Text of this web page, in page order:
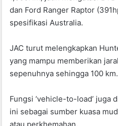
dan Ford Ranger Raptor
spesifikasi Australia.
JAC turut melengkapkan
yang mampu memberikan
sepenuhnya sehingga 100 km.
Fungsi ‘vehicle-to-load’ juga
ini sebagai sumber kuasa
atau perkhemahan.